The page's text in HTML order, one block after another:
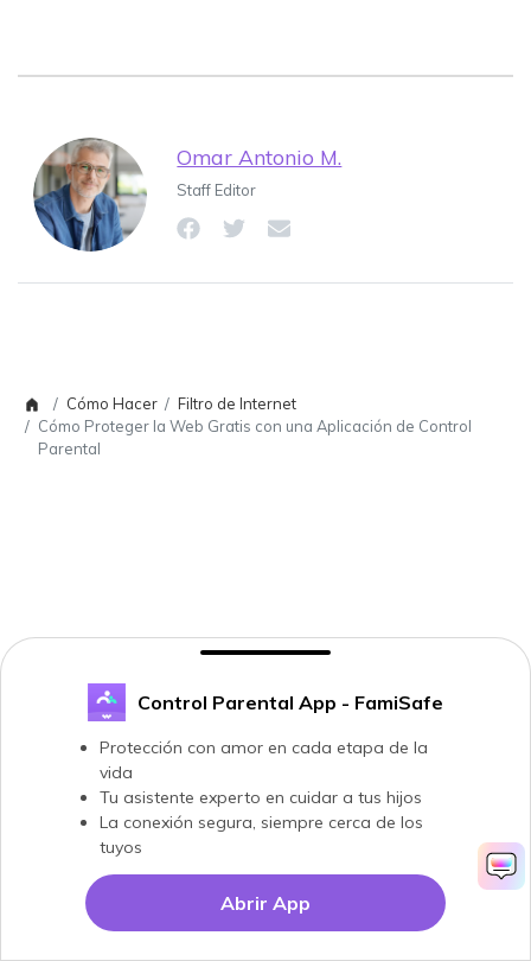
Control Parental App - FamiSafe
Protección con amor en cada etapa de la
vida
Tu asistente experto en cuidar a tus hijos
La conexión segura, siempre cerca de los
tuyos
Abrir App
Omar Antonio M.
Staff Editor
Cómo Hacer
Filtro de Internet
Cómo Proteger la Web Gratis con una Aplicación de Control
Parental